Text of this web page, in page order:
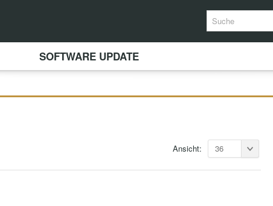
SOFTWARE UPDATE
Ansicht: 36